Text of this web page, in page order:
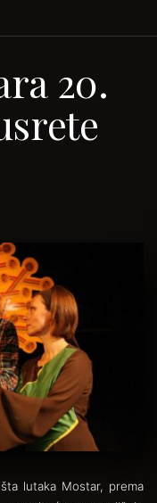
20.
lutaka Mostar, prema